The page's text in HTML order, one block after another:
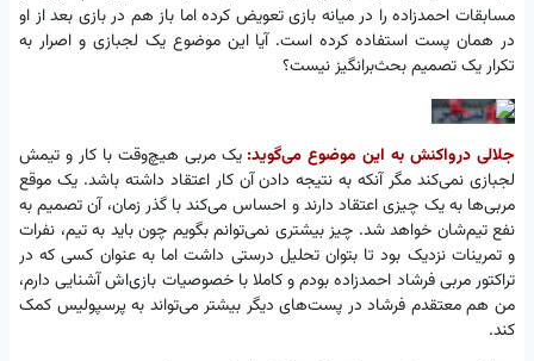
مسابقات احمدزاده را در میانه بازی تعویض کرده اما باز هم در بازی بعد از او
در همان پست استفاده کرده است. آیا این موضوع یک لجبازی و اصرار به
تکرار یک تصمیم بحث‌برانگیز نیست؟
جلالی درواکنش به این موضوع می‌گوید:یک مربی هیچ‌وقت با کار و تیمش
لجبازی نمی‌کند مگر آنکه به نتیجه دادن آن کار اعتقاد داشته باشد. یک موقع
مربی‌ها به یک چیزی اعتقاد دارند و احساس می‌کند با گذر زمان، آن تصمیم به
نفع تیم‌شان خواهد شد. چیز بیشتری نمی‌توانم بگویم چون باید به تیم، نفرات
و تمرینات نزدیک بود تا بتوان تحلیل درستی داشت اما به عنوان کسی که در
تراکتور مربی فرشاد احمدزاده بودم و کاملا با خصوصیات بازی‌اش آشنایی دارم،
من هم معتقدم فرشاد در پست‌های دیگر بیشتر می‌تواند به پرسپولیس کمک
کند.